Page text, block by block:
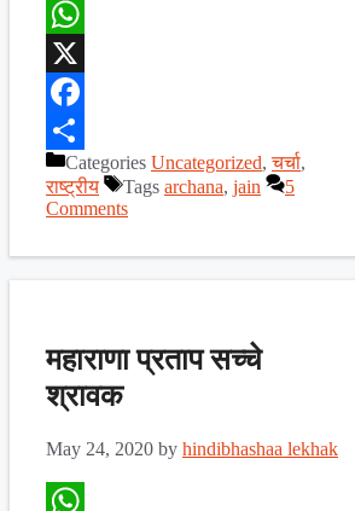
WhatsApp
X
Facebook
ShareCategories Uncategorized,चर्चा,
राष्ट्रीय
Tags archana, jain
5
Comments
महाराणा प्रताप सच्चे
श्रावक
May 24, 2020 by hindibhashaa lekhak